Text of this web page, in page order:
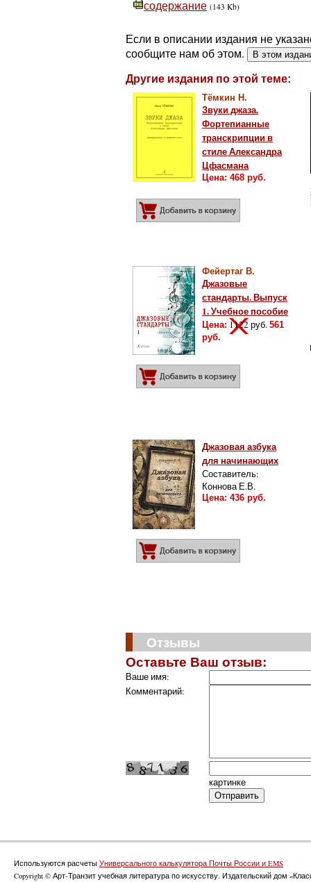
содержание (143 Kb)
Если в описании издания не
сообщите нам об этом.
В этом
Другие издания по этой теме:
Тёмкин Н.
Звуки джаза.
Фортепианные
транскрипции в
стиле Александра
Цфасмана
Цена: 468 руб.
Добавить в
Фейертаг В.
Джазовые
стандарты. Выпуск
1. Учебное пособие
Цена: 1122руб. 561
руб.
Джазовая азбука
для начинающих
Составитель:
Коннова Е.В.
Цена: 436 руб.
Отзывы
Оставьте Ваш отзыв:
Ваше имя:
Комментарий:
картинке
Используются расчеты Универсального калькулятора Почты России и EMS
Copyright © Арт-Транзит учебная литература по искусству. Издательский дом